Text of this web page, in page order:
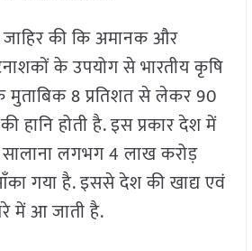
जाहिर की कि अमानक और
के उपयोग से भारतीय कृषि
8 प्रतिशत से लेकर 90
हानि होती है. इस प्रकार देश में
लगभग 4 लाख करोड़
गया है. इससे देश की खाद्य एवं
में आ जाती है.